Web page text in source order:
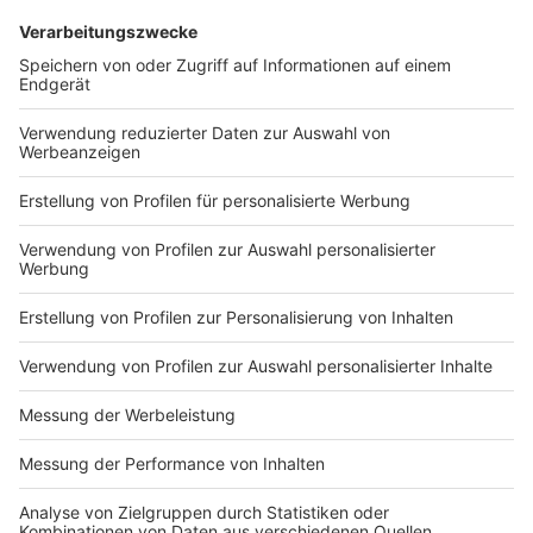
Anzeige
Wir benötigen Ihre
Zustimmung, um den YouTube
Video-Service zu laden!
Drittanbieters, um Videoinhalte
einzubetten. Dieser Service kann
Daten zu Ihren Aktivitäten
sammeln. Bitte lesen Sie die
Details durch und stimmen Sie der
Nutzung des Service zu, um dieses
Video anzusehen.
Mehr Informationen